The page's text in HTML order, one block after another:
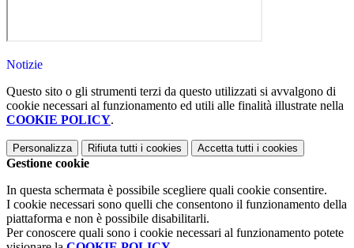
Notizie
Questo sito o gli strumenti terzi da questo utilizzati si avvalgono di
cookie necessari al funzionamento ed utili alle finalità illustrate nella
COOKIE POLICY.
Personalizza Rifiuta tutti i cookies Accetta tutti i cookies
Gestione cookie
In questa schermata è possibile scegliere quali cookie consentire.
I cookie necessari sono quelli che consentono il funzionamento della
piattaforma e non è possibile disabilitarli.
Per conoscere quali sono i cookie necessari al funzionamento potete